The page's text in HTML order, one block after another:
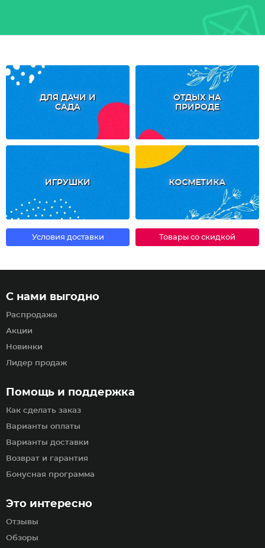
ДЛЯ ДАЧИ И
САДА
ОТДЫХ НА
ПРИРОДЕ
ИГРУШКИ КОСМЕТИКА
Условия доставки Товары со скидкой
Помощь и поддержка
Как сделать заказ
Варианты оплаты
Варианты доставки
Возврат и гарантия
Бонусная программа
С нами выгодно
Распродажа
Акции
Новинки
Лидер продаж
Это интересно
Отзывы
Обзоры